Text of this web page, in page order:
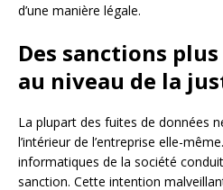
d’une manière légale.
Des sanctions
au niveau de la
La plupart des fuites de données
l’intérieur de l’entreprise elle-
informatiques de la société
sanction. Cette intention